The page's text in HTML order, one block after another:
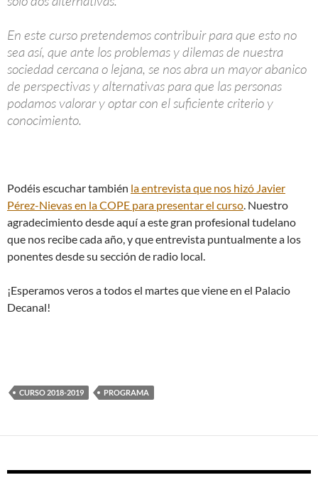
En este curso pretendemos contribuir para que esto no
sea así, que ante los problemas y dilemas de nuestra
sociedad cercana o lejana, se nos abra un mayor abanico
de perspectivas y alternativas para que las personas
podamos valorar y optar con el suficiente criterio y
conocimiento.
Podéis escuchar también la entrevista que nos hizó Javier
Pérez-Nievas en la COPE para presentar el curso. Nuestro
agradecimiento desde aquí a este gran profesional tudelano
que nos recibe cada año, y que entrevista puntualmente a los
ponentes desde su sección de radio local.
¡Esperamos veros a todos el martes que viene en el Palacio
Decanal!
CURSO 2018-2019 PROGRAMA